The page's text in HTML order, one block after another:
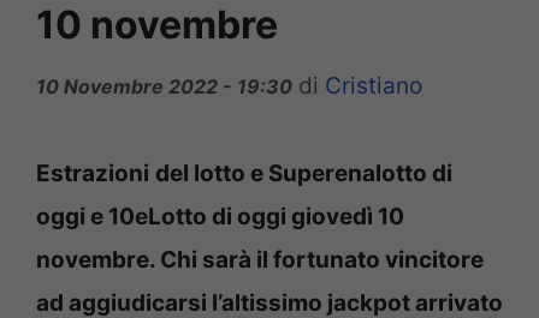
10 novembre
10 Novembre 2022 - 19:30 di Cristiano
Estrazioni del lotto e Superenalotto di
oggi e 10eLotto di oggi giovedì 10
novembre. Chi sarà il fortunato vincitore
ad aggiudicarsi l’altissimo jackpot arrivato